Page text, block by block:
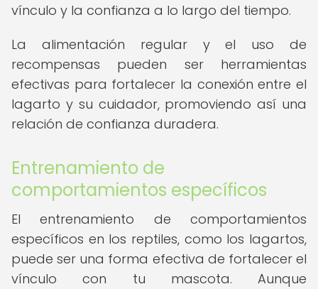
vínculo y la confianza a lo largo del tiempo.
La alimentación regular y el uso de
recompensas pueden ser herramientas
efectivas para fortalecer la conexión entre el
lagarto y su cuidador, promoviendo así una
relación de confianza duradera.
Entrenamiento de
comportamientos específicos
El entrenamiento de comportamientos
específicos en los reptiles, como los lagartos,
puede ser una forma efectiva de fortalecer el
vínculo con tu mascota. Aunque